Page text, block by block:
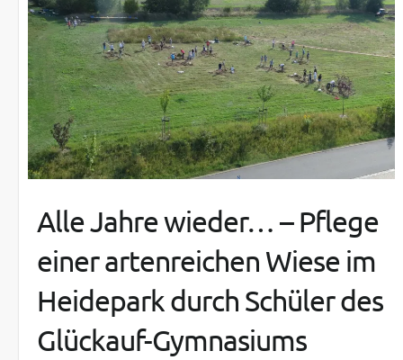
Alle Jahre wieder… – Pflege
einer artenreichen Wiese im
Heidepark durch Schüler des
Glückauf-Gymnasiums